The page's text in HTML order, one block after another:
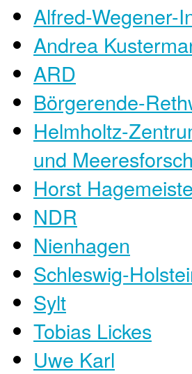
Alfred-Wegener-
Andrea
ARD
Börgerende-
Helmholtz-
und
Horst
NDR
Nienhagen
Schleswig-
Sylt
Tobias Lickes
Uwe Karl